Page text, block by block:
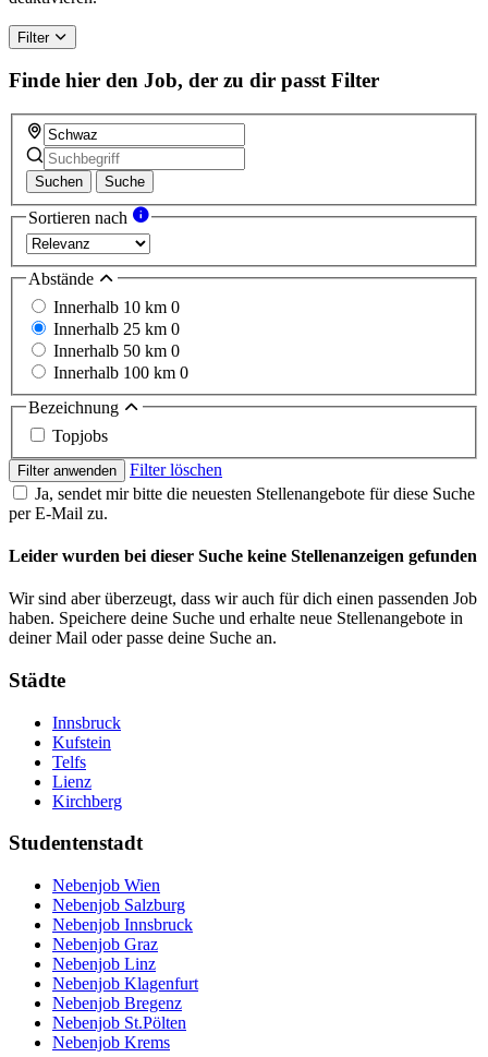
Filter
Finde hier den Job, der zu dir passt Filter
Suchen Suche
Sortieren nach
Abstände
Innerhalb 10 km 0
Innerhalb 25 km 0
Innerhalb 50 km 0
Innerhalb 100 km 0
Bezeichnung
Topjobs
Filter anwenden
Filter löschen
Ja, sendet mir bitte die neuesten Stellenangebote für diese Suche
per E-Mail zu.
Leider wurden bei dieser Suche keine Stellenanzeigen gefunden
Wir sind aber überzeugt, dass wir auch für dich einen passenden Job
haben. Speichere deine Suche und erhalte neue Stellenangebote in
deiner Mail oder passe deine Suche an.
Städte
Innsbruck
Kufstein
Telfs
Lienz
Kirchberg
Studentenstadt
Nebenjob Wien
Nebenjob Salzburg
Nebenjob Innsbruck
Nebenjob Graz
Nebenjob Linz
Nebenjob Klagenfurt
Nebenjob Bregenz
Nebenjob St.Pölten
Nebenjob Krems